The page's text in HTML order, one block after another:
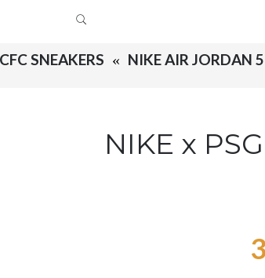
NIKE AIR JORDAN 5
SNEAKERS
NIKE x